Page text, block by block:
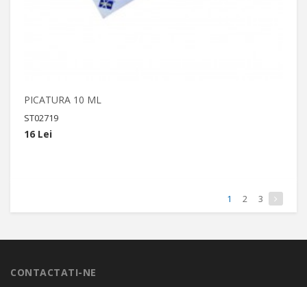
PICATURA 10 ML
ST02719
16 Lei
1 2 3
CONTACTATI-NE